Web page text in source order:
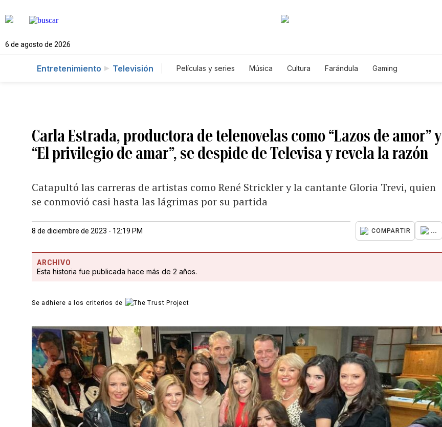
6 de agosto de 2026
Entretenimiento Televisión Películas y series Música Cultura Farándula Gaming
Carla Estrada, productora de telenovelas como “Lazos de amor” y
“El privilegio de amar”, se despide de Televisa y revela la razón
Catapultó las carreras de artistas como René Strickler y la cantante Gloria Trevi, quien
se conmovió casi hasta las lágrimas por su partida
8 de diciembre de 2023 - 12:19 PM COMPARTIR ...
ARCHIVO
Esta historia fue publicada hace más de 2 años.
Se adhiere a los criterios de